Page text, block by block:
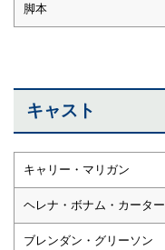
脚本
キャスト
キャリー・マリガン
ヘレナ・ボナム・カーター
ブレンダン・グリーソン